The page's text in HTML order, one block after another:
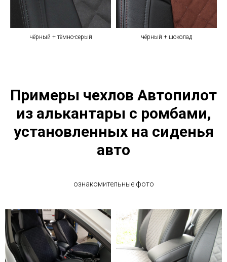
чёрный + тёмно-серый чёрный + шоколад
Примеры чехлов Автопилот
из алькантары с ромбами,
установленных на сиденья
авто
ознакомительные фото